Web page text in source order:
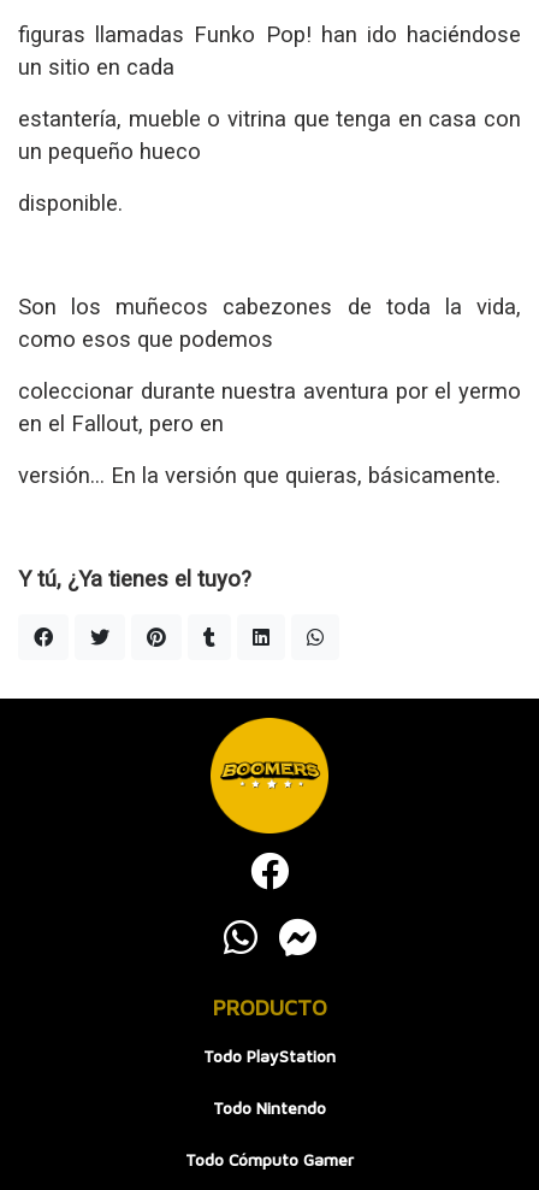
figuras llamadas Funko Pop! han ido haciéndose
un sitio en cada
estantería, mueble o vitrina que tenga en casa con
un pequeño hueco
disponible.
Son los muñecos cabezones de toda la vida,
como esos que podemos
coleccionar durante nuestra aventura por el yermo
en el Fallout, pero en
versión… En la versión que quieras, básicamente.
Y tú, ¿Ya tienes el tuyo?
PRODUCTO
Todo PlayStation
Todo Nintendo
Todo Cómputo Gamer